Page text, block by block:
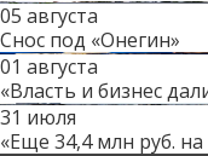
05 августа
Снос под «Онегин»
01 августа
«Власть и бизнес
31 июля
«Еще 34,4 млн руб.